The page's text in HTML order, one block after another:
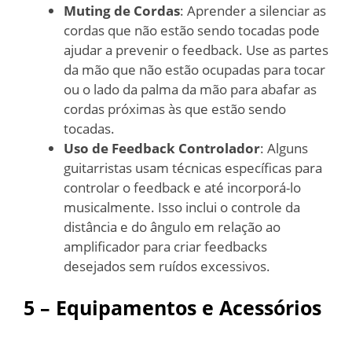
Muting de Cordas: Aprender a silenciar as
cordas que não estão sendo tocadas pode
ajudar a prevenir o feedback. Use as partes
da mão que não estão ocupadas para tocar
ou o lado da palma da mão para abafar as
cordas próximas às que estão sendo
tocadas.
Uso de Feedback Controlador: Alguns
guitarristas usam técnicas específicas para
controlar o feedback e até incorporá-lo
musicalmente. Isso inclui o controle da
distância e do ângulo em relação ao
amplificador para criar feedbacks
desejados sem ruídos excessivos.
5 – Equipamentos e Acessórios